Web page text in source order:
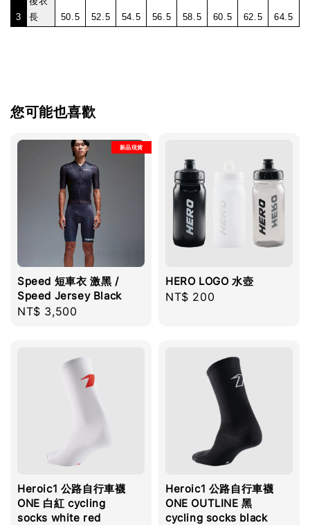
3
長
50.5 52.5 54.5 56.5 58.5 60.5 62.5 64.5
您可能也喜歡
新品現貨
Speed 短車衣 激黑 /
Speed Jersey Black
Regular
NT$ 3,500
HERO LOGO 水壺
Regular
NT$ 200
Heroic1 公路自行車襪
ONE 白紅 cycling
socks white red
Heroic1 公路自行車襪
ONE OUTLINE 黑
cycling socks black